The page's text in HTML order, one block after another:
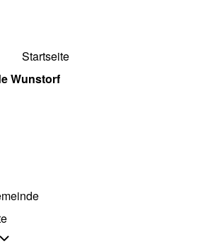
menu
Wunstorf
von Kirche
Unternavigation von Stiftskirche